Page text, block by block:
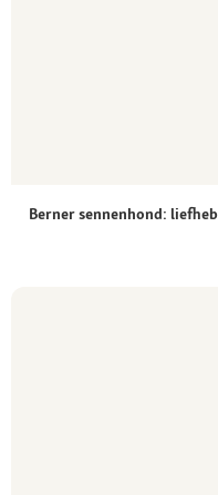
Berner sennenhond: